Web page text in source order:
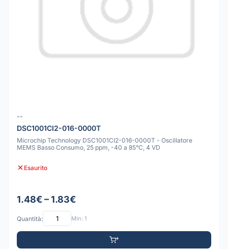
--
DSC1001CI2-016-0000T
Microchip Technology DSC1001CI2-016-0000T - Oscillatore
MEMS Basso Consumo, 25 ppm, -40 a 85°C, 4 VD
Esaurito
1.48€ – 1.83€
Quantità: Min: 1